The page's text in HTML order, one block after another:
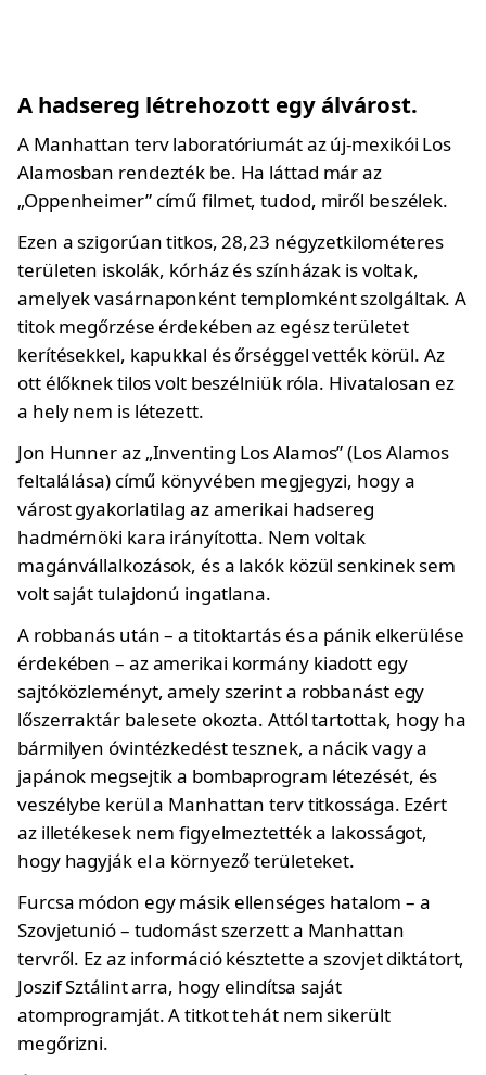
A hadsereg létrehozott egy álvárost.
A Manhattan terv laboratóriumát az új-mexikói Los
Alamosban rendezték be. Ha láttad már az
„Oppenheimer” című filmet, tudod, miről beszélek.
Ezen a szigorúan titkos, 28,23 négyzetkilométeres
területen iskolák, kórház és színházak is voltak,
amelyek vasárnaponként templomként szolgáltak. A
titok megőrzése érdekében az egész területet
kerítésekkel, kapukkal és őrséggel vették körül. Az
ott élőknek tilos volt beszélniük róla. Hivatalosan ez
a hely nem is létezett.
Jon Hunner az „Inventing Los Alamos” (Los Alamos
feltalálása) című könyvében megjegyzi, hogy a
várost gyakorlatilag az amerikai hadsereg
hadmérnöki kara irányította. Nem voltak
magánvállalkozások, és a lakók közül senkinek sem
volt saját tulajdonú ingatlana.
A robbanás után – a titoktartás és a pánik elkerülése
érdekében – az amerikai kormány kiadott egy
sajtóközleményt, amely szerint a robbanást egy
lőszerraktár balesete okozta. Attól tartottak, hogy ha
bármilyen óvintézkedést tesznek, a nácik vagy a
japánok megsejtik a bombaprogram létezését, és
veszélybe kerül a Manhattan terv titkossága. Ezért
az illetékesek nem figyelmeztették a lakosságot,
hogy hagyják el a környező területeket.
Furcsa módon egy másik ellenséges hatalom – a
Szovjetunió – tudomást szerzett a Manhattan
tervről. Ez az információ késztette a szovjet diktátort,
Joszif Sztálint arra, hogy elindítsa saját
atomprogramját. A titkot tehát nem sikerült
megőrizni.